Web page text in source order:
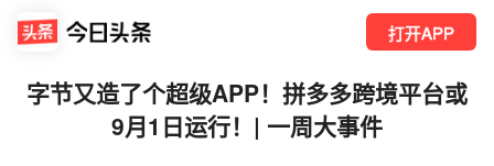
打开APP
字节又造了个超级APP！拼多多跨境平台或
9月1日运行！| 一周大事件